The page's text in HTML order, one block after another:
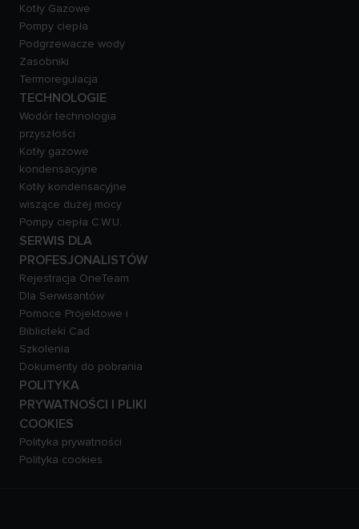
Kotły Gazowe
Pompy ciepła
Podgrzewacze wody
Zasobniki
Termoregulacja
TECHNOLOGIE
Wodór technologia
przyszłości
Kotły gazowe
kondensacyjne
Kotły kondensacyjne
wiszące dużej mocy
Pompy ciepła C.W.U.
SERWIS DLA
PROFESJONALISTÓW
Rejestracja OneTeam
Dla Serwisantów
Pomoce Projektowe i
Biblioteki Cad
Szkolenia
Dokumenty do pobrania
POLITYKA
PRYWATNOŚCI I PLIKI
COOKIES
Polityka prywatności
Polityka cookies